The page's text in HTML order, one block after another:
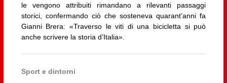
le vengono attribuiti rimandano a rilevanti passaggi
storici, confermando ciò che sosteneva quarant’anni fa
Gianni Brera: «Traverso le viti di una bicicletta si può
anche scrivere la storia d’Italia».
Sport e dintorni